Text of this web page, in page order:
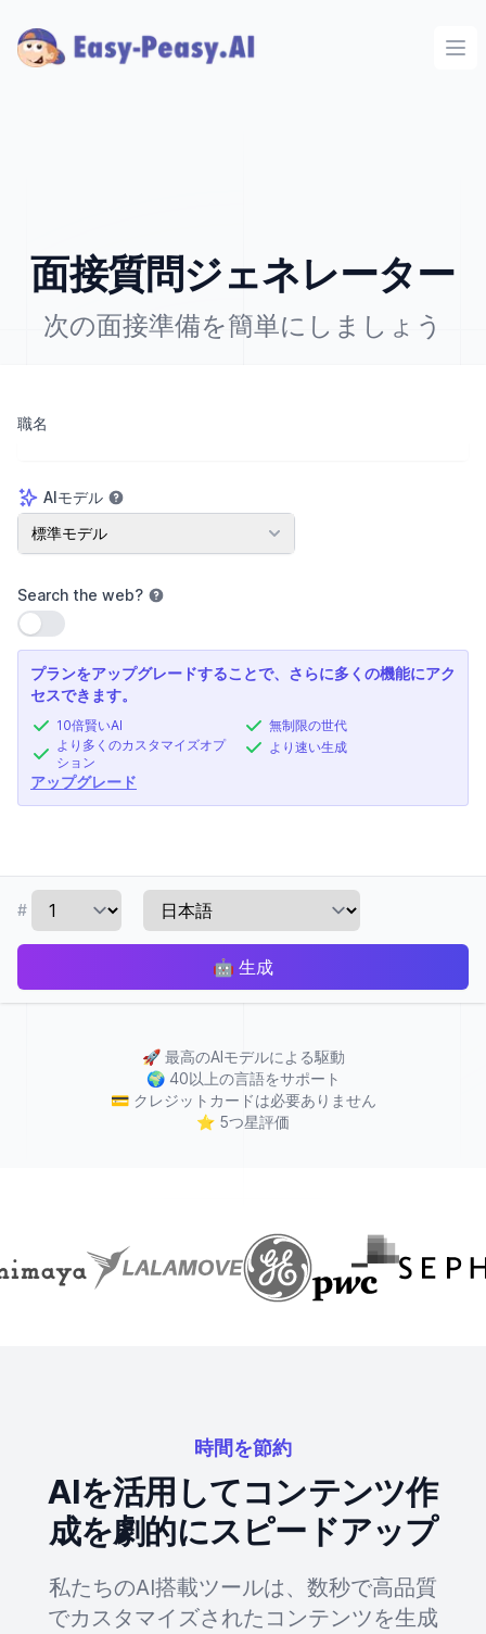
面接質問ジェネレーター
次の面接準備を簡単にしましょう
職名
AIモデル
AIモデル
標準モデル
Search the web?
設定を使用
プランをアップグレードすることで、さらに多くの機能にアク
セスできます。
10倍賢いAI
より多くのカスタマイズオプ
ション
無制限の世代
より速い生成
アップグレード
#
🤖 生成
🚀 最高のAIモデルによる駆動
🌍 40以上の言語をサポート
💳 クレジットカードは必要ありません
⭐ 5つ星評価
時間を節約
AIを活用してコンテンツ作
成を劇的にスピードアップ
私たちのAI搭載ツールは、数秒で高品質
でカスタマイズされたコンテンツを生成